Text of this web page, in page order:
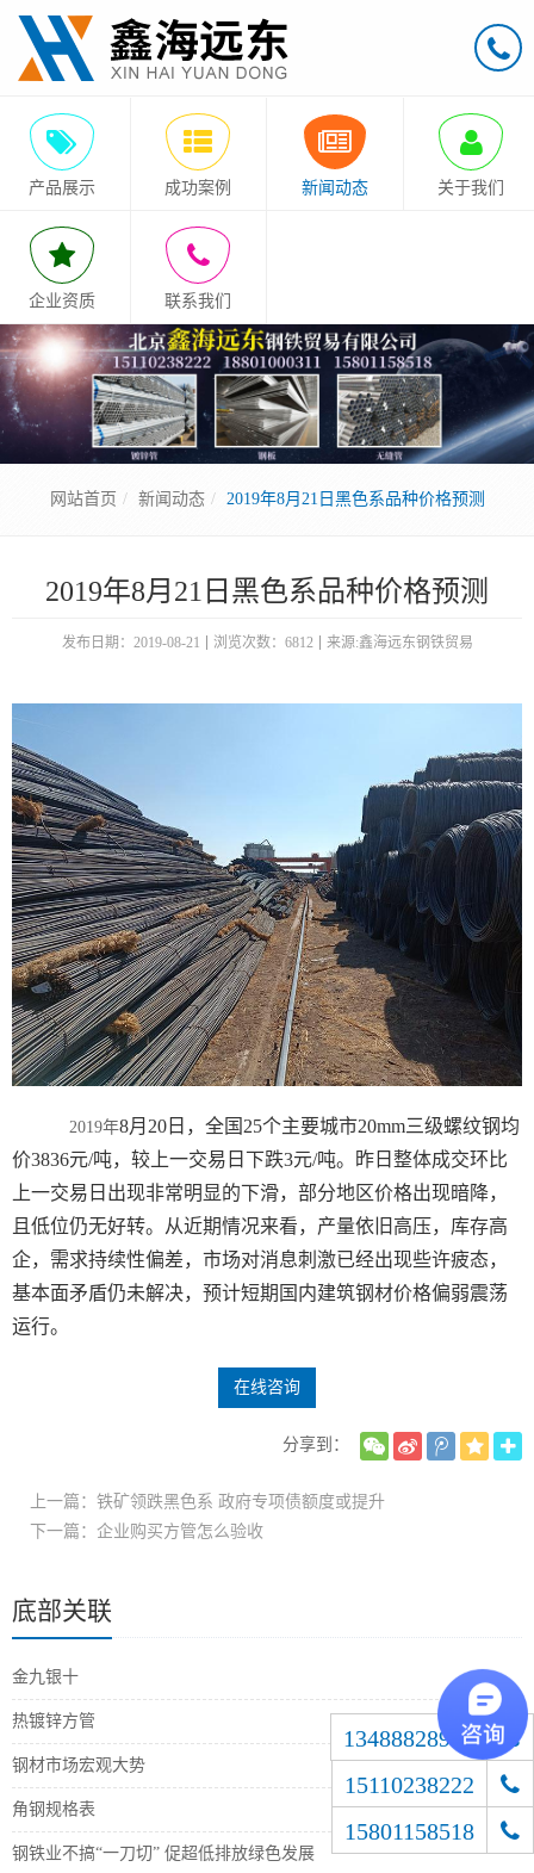
产品展示 成功案例 新闻动态 关于我们
企业资质 联系我们
网站首页 新闻动态 2019年8月21日黑色系品种价格预测
2019年8月21日黑色系品种价格预测
发布日期：2019-08-21 浏览次数：6812 来源:鑫海远东钢铁贸易
2019年8月20日，全国25个主要城市20mm三级螺纹钢均
价3836元/吨，较上一交易日下跌3元/吨。昨日整体成交环比
上一交易日出现非常明显的下滑，部分地区价格出现暗降，
且低位仍无好转。从近期情况来看，产量依旧高压，库存高
企，需求持续性偏差，市场对消息刺激已经出现些许疲态，
基本面矛盾仍未解决，预计短期国内建筑钢材价格偏弱震荡
运行。
在线咨询
分享到：
上一篇：铁矿领跌黑色系 政府专项债额度或提升
下一篇：企业购买方管怎么验收
底部关联
金九银十
热镀锌方管
钢材市场宏观大势
角钢规格表
钢铁业不搞“一刀切” 促超低排放绿色发展
13488828900
15110238222
15801158518